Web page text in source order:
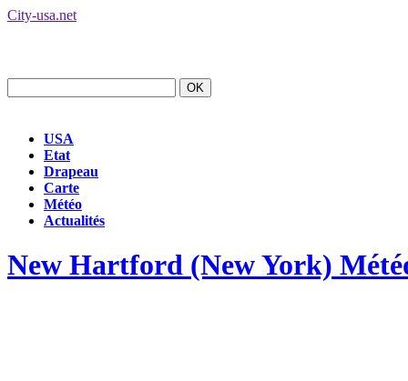
City-usa.net
USA
Etat
Drapeau
Carte
Météo
Actualités
New Hartford (New York)